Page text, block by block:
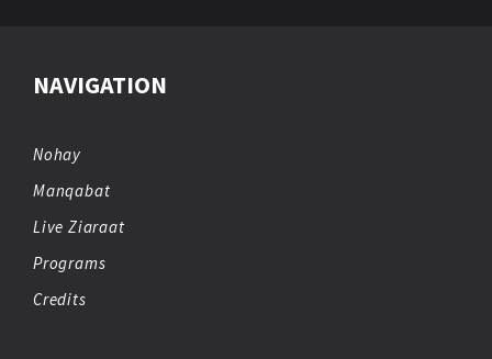
NAVIGATION
Nohay
Manqabat
Live Ziaraat
Programs
Credits